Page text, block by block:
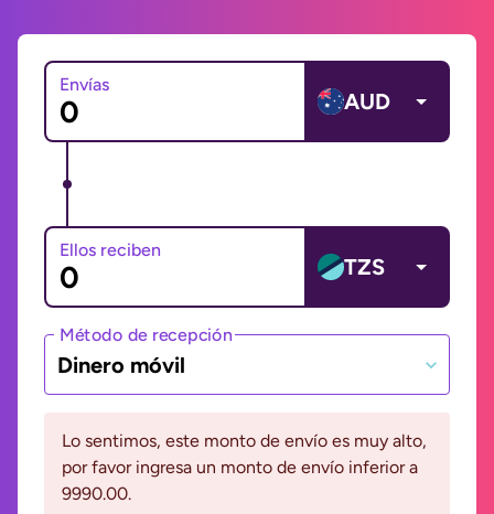
Envías
AUD
Ellos reciben
TZS
Método de recepción
Dinero móvil
Lo sentimos, este monto de envío es muy alto,
por favor ingresa un monto de envío inferior a
9990.00.